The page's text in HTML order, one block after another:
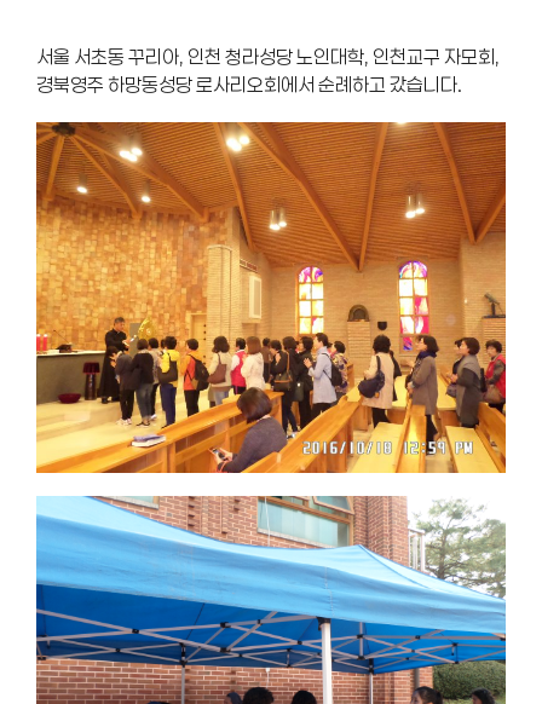
서울 서초동 꾸리아, 인천 청라성당 노인대학, 인천교구 자모회,
경북영주 하망동성당 로사리오회에서 순례하고 갔습니다.